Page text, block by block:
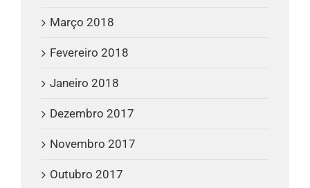
Março 2018
Fevereiro 2018
Janeiro 2018
Dezembro 2017
Novembro 2017
Outubro 2017